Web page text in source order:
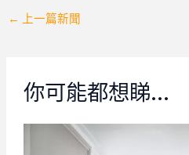
Post
← 上一篇新聞
你可能都想睇…